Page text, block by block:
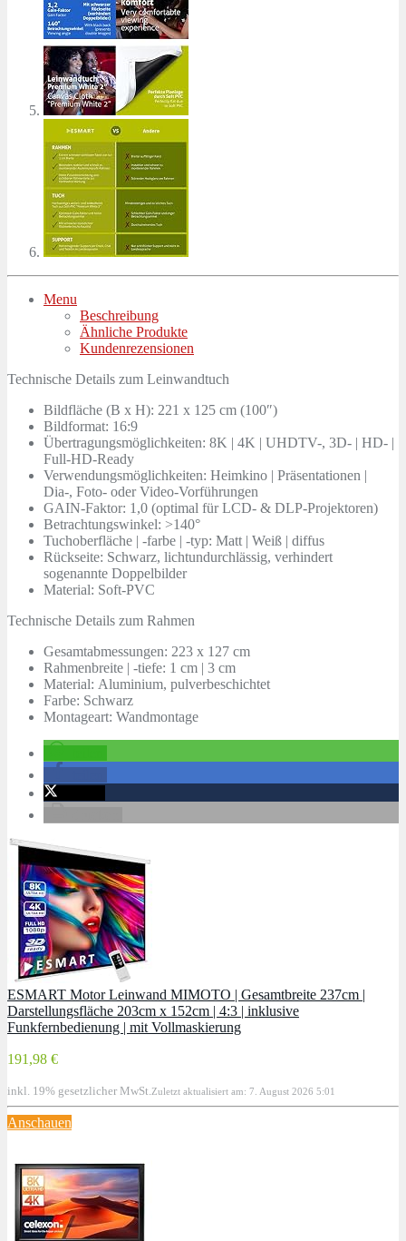
Menu
Beschreibung
Ähnliche Produkte
Kundenrezensionen
Technische Details zum Leinwandtuch
Bildfläche (B x H): 221 x 125 cm (100″)
Bildformat: 16:9
Übertragungsmöglichkeiten: 8K | 4K | UHDTV-, 3D- | HD- |
Full-HD-Ready
Verwendungsmöglichkeiten: Heimkino | Präsentationen |
Dia-, Foto- oder Video-Vorführungen
GAIN-Faktor: 1,0 (optimal für LCD- & DLP-Projektoren)
Betrachtungswinkel: >140°
Tuchoberfläche | -farbe | -typ: Matt | Weiß | diffus
Rückseite: Schwarz, lichtundurchlässig, verhindert
sogenannte Doppelbilder
Material: Soft-PVC
Technische Details zum Rahmen
Gesamtabmessungen: 223 x 127 cm
Rahmenbreite | -tiefe: 1 cm | 3 cm
Material: Aluminium, pulverbeschichtet
Farbe: Schwarz
Montageart: Wandmontage
ESMART Motor Leinwand MIMOTO | Gesamtbreite 237cm |
Darstellungsfläche 203cm x 152cm | 4:3 | inklusive
Funkfernbedienung | mit Vollmaskierung
191,98 €
inkl. 19% gesetzlicher MwSt. Zuletzt aktualisiert am: 7. August 2026 5:01
Anschauen